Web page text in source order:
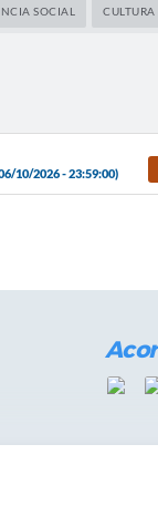
SOCIAL CULTURA
10/2026 - 23:59:00)